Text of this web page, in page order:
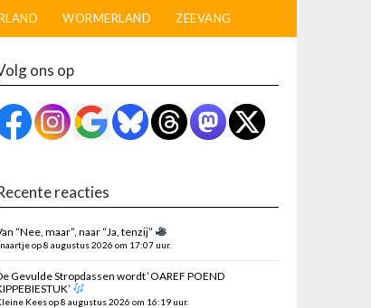
WORMERLAND ZEEVANG
ons op
reacties
“Nee, maar”, naar “Ja, tenzij”
op 8 augustus 2026 om 17:07 uur.
Gevulde Stropdassen wordt ‘OAREF POEND
Kees op 8 augustus 2026 om 16:19 uur.